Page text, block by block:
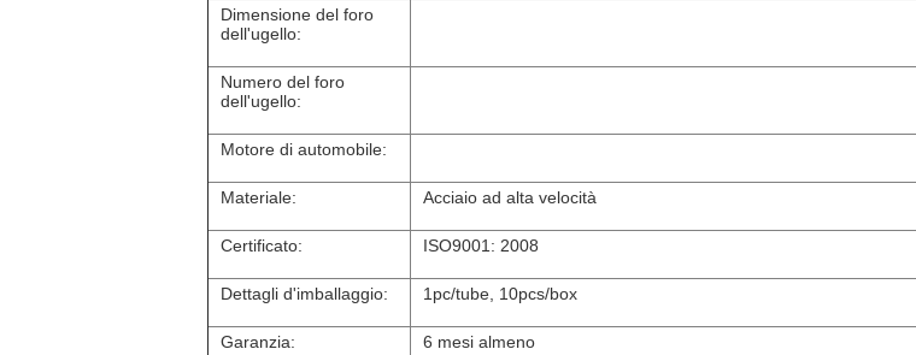
Dimensione del foro
dell'ugello:
Numero del foro
dell'ugello:
Motore di automobile:
Materiale: Acciaio ad alta velocità
Certificato: ISO9001: 2008
Dettagli d'imballaggio: 1pc/tube, 10pcs/box
Garanzia: 6 mesi almeno